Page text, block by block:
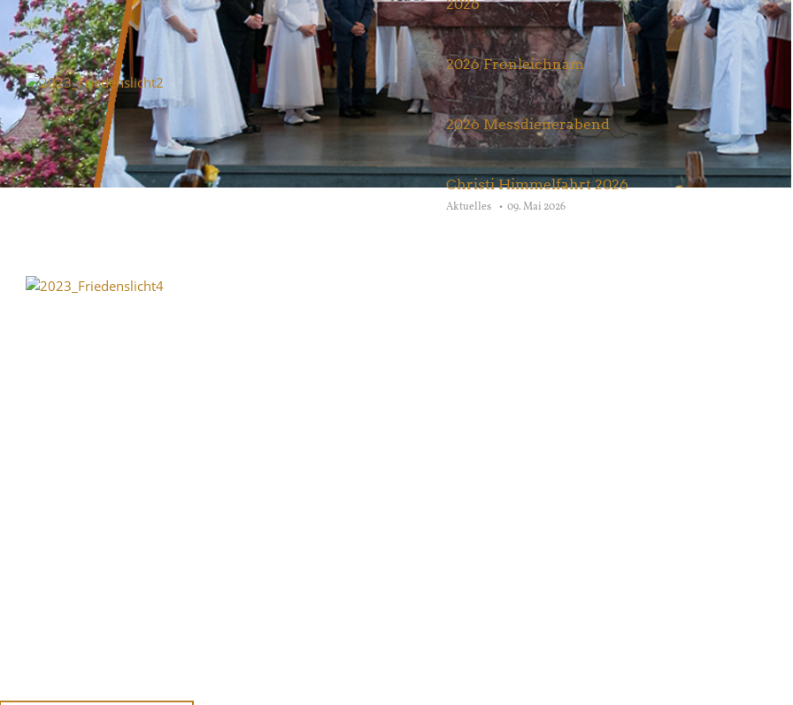
2026
Aktuelles 27. Juni 2026
2026 Fronleichnam
Aktuelles 07. Juni 2026
2026 Messdienerabend
Aktuelles 22. Mai 2026
Christi Himmelfahrt 2026
Aktuelles 09. Mai 2026